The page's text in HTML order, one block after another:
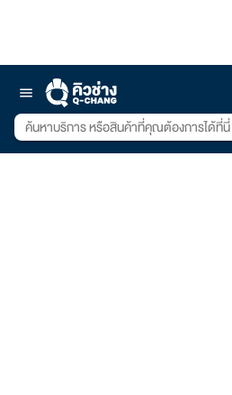
menu